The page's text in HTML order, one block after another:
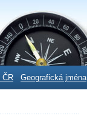
ČR Geografická jména